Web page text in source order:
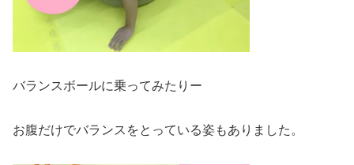
バランスボールに乗ってみたりー
お腹だけでバランスをとっている姿もありました。